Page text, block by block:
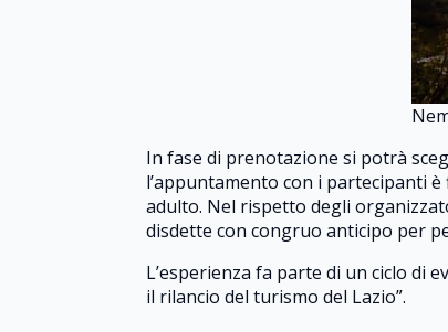
In fase di prenotazione si potrà
l’appuntamento con i partecipanti
adulto. Nel rispetto degli
disdette con congruo anticipo per
L’esperienza fa parte di un ciclo di
il rilancio del turismo del Lazio”.